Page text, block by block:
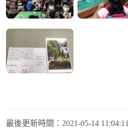
最後更新時間： 2021-05-14 11:04:11